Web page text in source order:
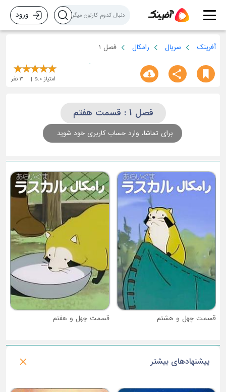
ورود
آفرینک سریال رامکال فصل 1
امتیاز 5.0
3 نفر
فصل 1 : قسمت هفتم
برای تماشا، وارد حساب کاربری خود شوید
قسمت چهل و هفتم قسمت چهل و ششم
پیشنهادهای بیشتر